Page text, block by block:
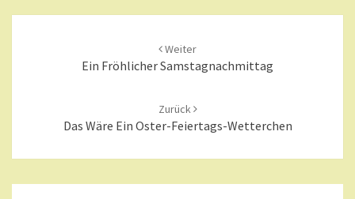
Weiter
Ein Fröhlicher Samstagnachmittag
Zurück
Das Wäre Ein Oster-Feiertags-Wetterchen